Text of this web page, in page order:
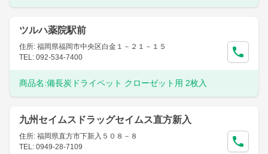
ツルハ薬院駅前
住所: 福岡県福岡市中央区白金１－２１－１５
TEL: 092-534-7400
商品名:備長炭ドライペット クローゼット用 2枚入
九州セイムスドラッグセイムス直方新入
住所: 福岡県直方市下新入５０８－８
TEL: 0949-28-7109